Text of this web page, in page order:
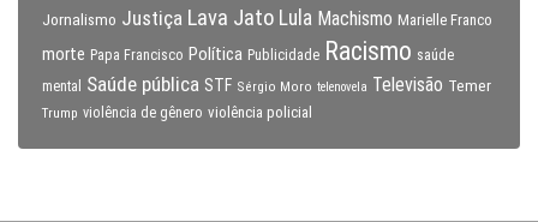
Jornalismo Justiça Lava Jato Lula Machismo Marielle Franco
morte Papa Francisco Política Publicidade Racismo saúde
mental
Saúde pública STF Sérgio Moro telenovela Televisão Temer
Trump violência de gênero violência policial